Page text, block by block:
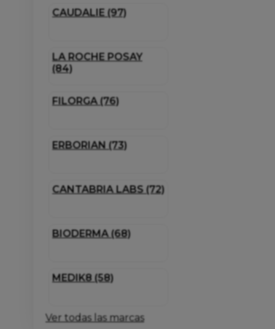
CAUDALIE (97)
LA ROCHE POSAY
(84)
FILORGA (76)
ERBORIAN (73)
CANTABRIA LABS (72)
BIODERMA (68)
MEDIK8 (58)
Ver todas las marcas